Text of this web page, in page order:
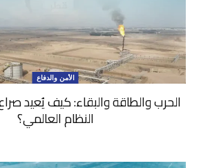
الأمن والدفاع
الحرب والطاقة والبقاء: كيف يُعيد
النظام العالمي؟